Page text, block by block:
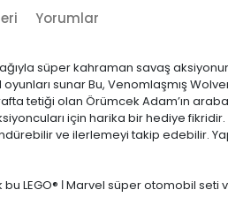
Yorumlar
süper kahraman savaş
sunar Bu, Venomlaşmış
tetiği olan Örümcek Adam’ın
için harika bir hediye fikridir.
ve ilerlemeyi takip edebilir.
bu LEGO® ǀ Marvel süper otomobil